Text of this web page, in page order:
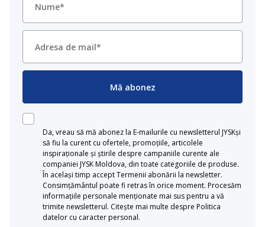
Mă abonez
Da, vreau să mă abonez la E-mailurile cu newsletterul JYSKși
să fiu la curent cu ofertele, promoțiile, articolele
inspiraționale și știrile despre campaniile curente ale
companiei JYSK Moldova, din toate categoriile de produse.
În același timp accept Termenii abonării la newsletter.
Consimțământul poate fi retras în orice moment. Procesăm
informațiile personale menționate mai sus pentru a vă
trimite newsletterul. Citește mai multe despre Politica
datelor cu caracter personal.